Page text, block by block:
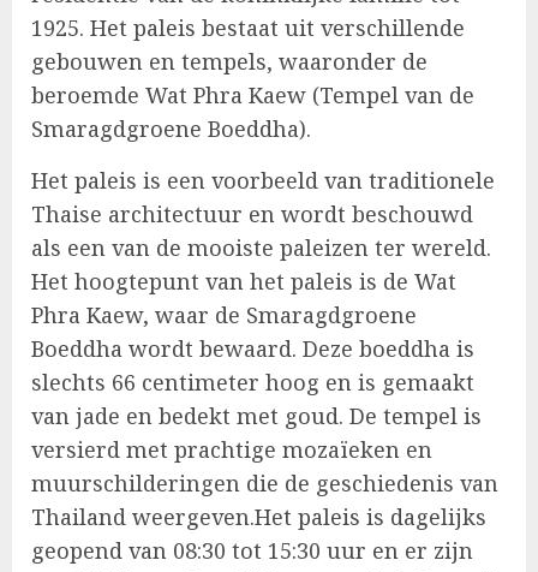
1925. Het paleis bestaat uit verschillende
gebouwen en tempels, waaronder de
beroemde Wat Phra Kaew (Tempel van de
Smaragdgroene Boeddha).
Het paleis is een voorbeeld van traditionele
Thaise architectuur en wordt beschouwd
als een van de mooiste paleizen ter wereld.
Het hoogtepunt van het paleis is de Wat
Phra Kaew, waar de Smaragdgroene
Boeddha wordt bewaard. Deze boeddha is
slechts 66 centimeter hoog en is gemaakt
van jade en bedekt met goud. De tempel is
versierd met prachtige mozaïeken en
muurschilderingen die de geschiedenis van
Thailand weergeven.Het paleis is dagelijks
geopend van 08:30 tot 15:30 uur en er zijn